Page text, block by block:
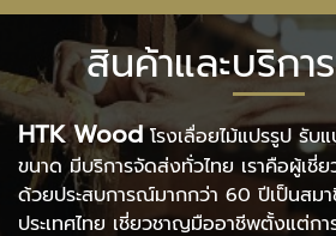
สินค้าและบริกา
HTK Woodโรงเลื่อยไม้แปรรูป รับ
ขนาด มีบริการจัดส่งทั่วไทย เราคือผู้เชี่
ด้วยประสบการณ์มากกว่า 60 ปีเป็นสม
ประเทศไทย เชี่ยวชาญมืออาชีพตั้งแต่การ